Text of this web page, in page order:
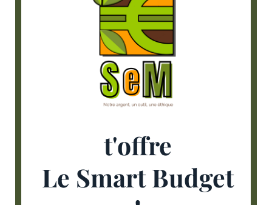
t'offre
Le Smart Budget